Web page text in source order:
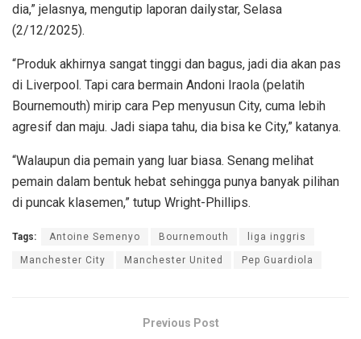
dia,” jelasnya, mengutip laporan dailystar, Selasa
(2/12/2025).
“Produk akhirnya sangat tinggi dan bagus, jadi dia akan pas
di Liverpool. Tapi cara bermain Andoni Iraola (pelatih
Bournemouth) mirip cara Pep menyusun City, cuma lebih
agresif dan maju. Jadi siapa tahu, dia bisa ke City,” katanya.
“Walaupun dia pemain yang luar biasa. Senang melihat
pemain dalam bentuk hebat sehingga punya banyak pilihan
di puncak klasemen,” tutup Wright-Phillips.
Tags: Antoine Semenyo Bournemouth liga inggris
Manchester City Manchester United Pep Guardiola
Previous Post